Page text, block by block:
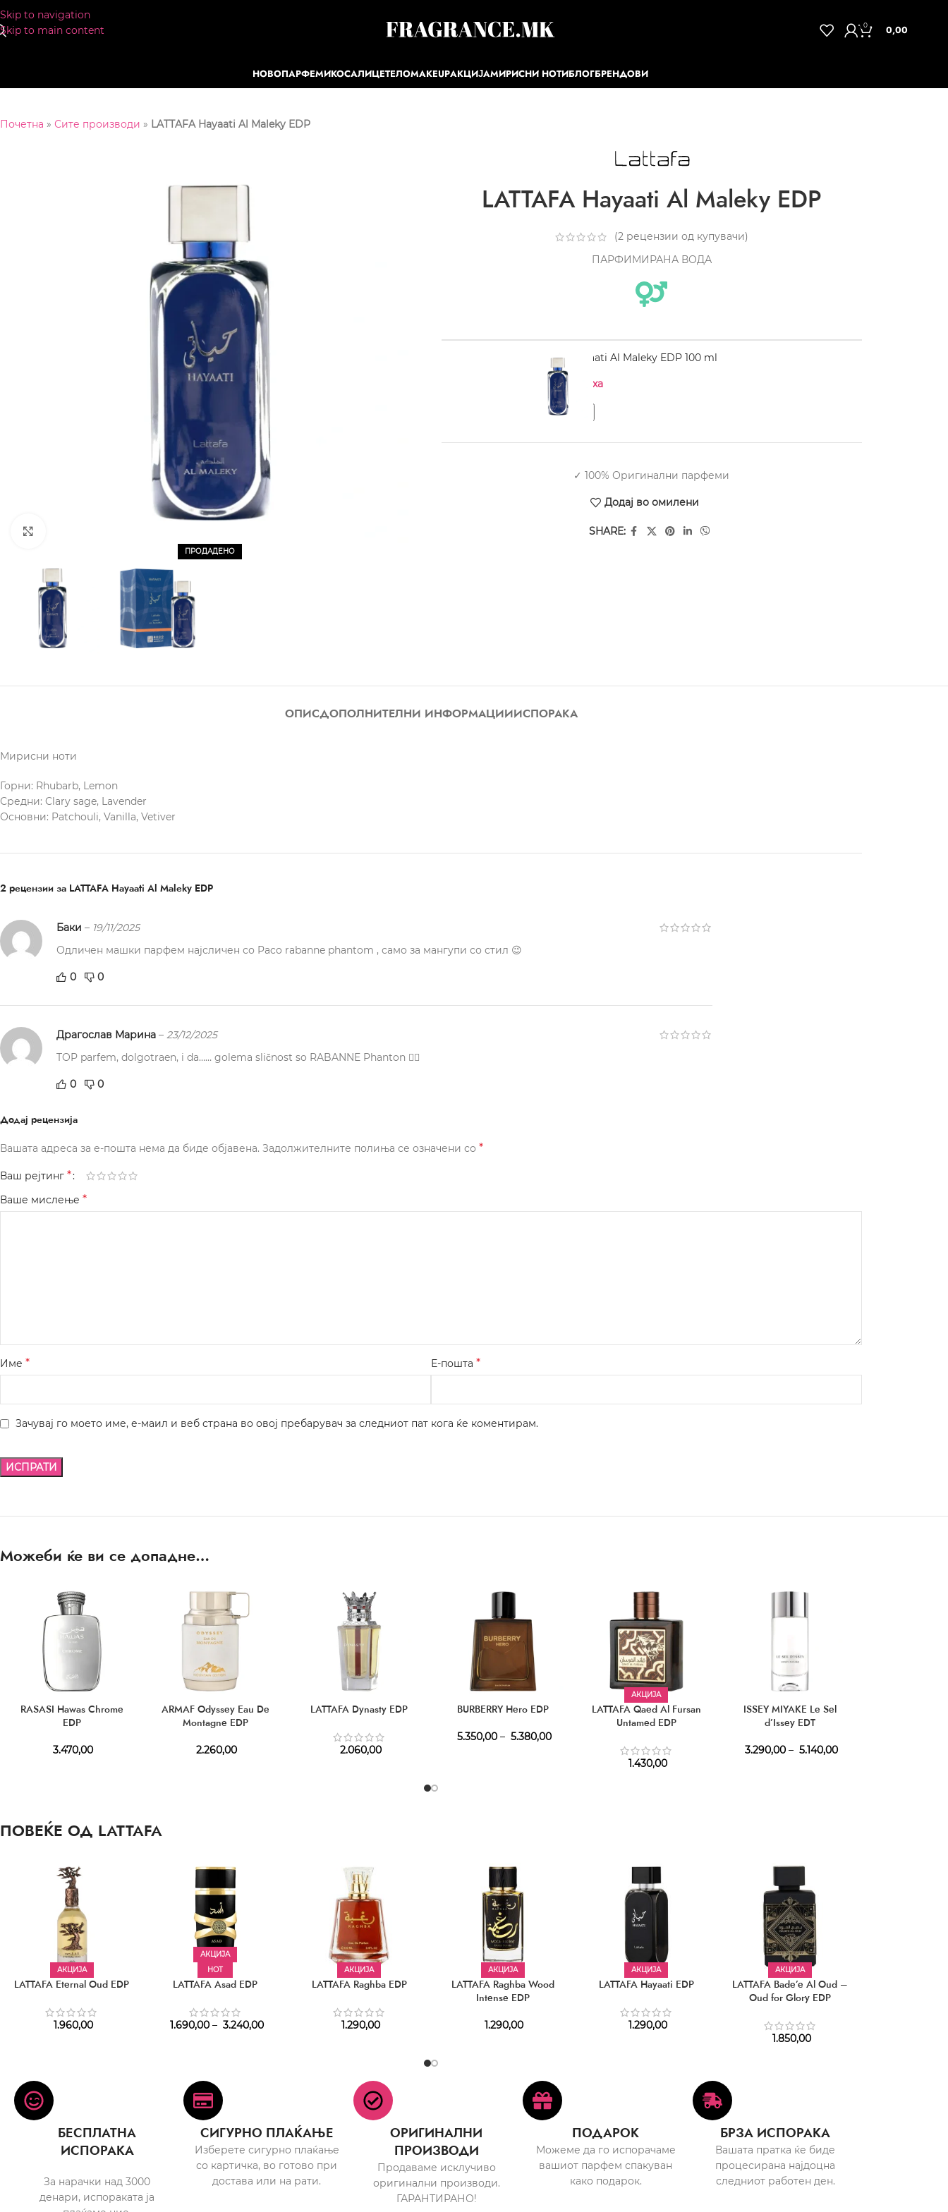
Skip to navigation
Skip to main content
0 0,00
НОВОПАРФЕМИКОСАЛИЦЕТЕЛОMAKEUPАКЦИЈАМИРИСНИ НОТИБЛОГБРЕНДОВИ
Почетна » Сите производи » LATTAFA Hayaati Al Maleky EDP
ПРОДАДЕНО
LATTAFA Hayaati Al Maleky EDP
(2рецензии од купувачи)
ПАРФИМИРАНА ВОДА
LATTAFA Hayaati Al Maleky EDP 100 ml
Нема на залиха
✓ 100% Оригинални парфеми
Додај во омилени
SHARE:
ОПИСДОПОЛНИТЕЛНИ ИНФОРМАЦИИИСПОРАКА
Мирисни ноти
Горни: Rhubarb, Lemon
Средни: Clary sage, Lavender
Основни: Patchouli, Vanilla, Vetiver
2 рецензии за LATTAFA Hayaati Al Maleky EDP
Баки – 19/11/2025
Одличен машки парфем најсличен со Paco rabanne phantom , само за мангупи со стил 😉
0 0
Драгослав Марина – 23/12/2025
TOP parfem, dolgotraen, i da…… golema sličnost so RABANNE Phanton 👍🏻
0 0
Додај рецензија
Вашата адреса за е-пошта нема да биде објавена. Задолжителните полиња се означени со *
Ваш рејтинг *
Ваше мислење *
Име * Е-пошта *
Зачувај го моето име, е-маил и веб страна во овој пребарувач за следниот пат кога ќе коментирам.
Можеби ќе ви се допадне…
RASASI Hawas Chrome
EDP
3.470,00
ARMAF Odyssey Eau De
Montagne EDP
2.260,00
LATTAFA Dynasty EDP
2.060,00
BURBERRY Hero EDP
5.350,00 – 5.380,00
АКЦИЈА
LATTAFA Qaed Al Fursan
Untamed EDP
1.430,00
ISSEY MIYAKE Le Sel
d’Issey EDT
3.290,00 – 5.140,00
ПОВЕЌЕ ОД LATTAFA
АКЦИЈА
LATTAFA Eternal Oud EDP
1.960,00
АКЦИЈА
HOT
LATTAFA Asad EDP
1.690,00 – 3.240,00
АКЦИЈА
LATTAFA Raghba EDP
1.290,00
АКЦИЈА
LATTAFA Raghba Wood
Intense EDP
1.290,00
АКЦИЈА
LATTAFA Hayaati EDP
1.290,00
АКЦИЈА
LATTAFA Bade’e Al Oud –
Oud for Glory EDP
1.850,00
БЕСПЛАТНА
ИСПОРАКА
За нарачки над 3000
денари, испораката ја
СИГУРНО ПЛАЌАЊЕ
Изберете сигурно плаќање
со картичка, во готово при
достава или на рати.
ОРИГИНАЛНИ
ПРОИЗВОДИ
Продаваме исклучиво
оригинални производи.
ГАРАНТИРАНО!
ПОДАРОК
Можеме да го испорачаме
вашиот парфем спакуван
како подарок.
БРЗА ИСПОРАКА
Вашата пратка ќе биде
процесирана најдоцна
следниот работен ден.